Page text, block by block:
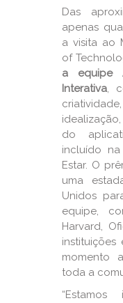
Das
apenas
a visita ao
of
a equipe
Interativa,
do
incluído
Estar. O
uma
Unidos
equipe,
Harvard,
momento
toda a
“Estamos